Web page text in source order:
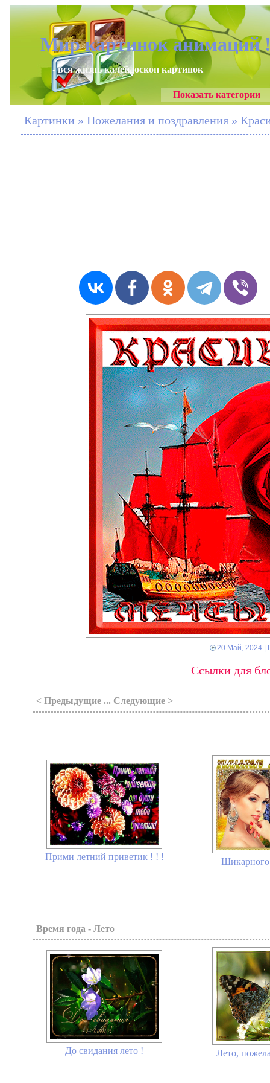
Мир картинок анимаций
- вся жизнь калейдоскоп картинок
Показать категории
Картинки » Пожелания и поздравления »
20 Май, 2024 |
Ссылки для
< Предыдущие ... Следующие >
Прими летний приветик ! ! ! Шикарного
Время года - Лето
До свидания лето ! Лето,